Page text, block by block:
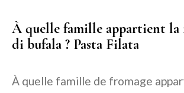
À quelle famille appartient la
di bufala ? Pasta Filata
À quelle famille de fromage